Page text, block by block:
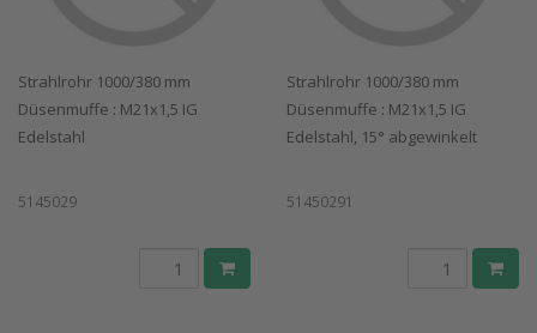
Strahlrohr 1000/380 mm
Düsenmuffe : M21x1,5 IG
Edelstahl
5145029
Strahlrohr 1000/380 mm
Düsenmuffe : M21x1,5 IG
Edelstahl, 15° abgewinkelt
51450291